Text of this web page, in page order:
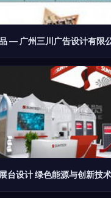
— 广州三川广告设计有限
台设计 绿色能源与创新技